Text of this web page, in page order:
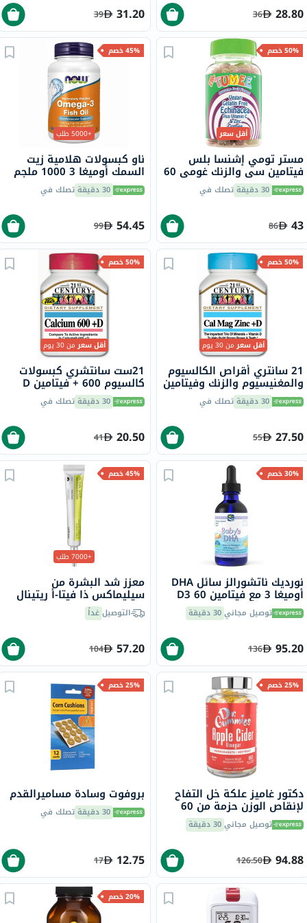
28.80
36
31.20
39
50% خصم
أقل سعر
مستر تومي إشنسا بلس
فيتامين سي والزنك غومي 60
قرص 30 دقيقة تصلك في
43
86
45% خصم
+5000 طلب
ناو كبسولات هلامية زيت
السمك أوميغا 3 1000 ملجم
180 EPA / 120 DHA حزمة من
100 30 دقيقة تصلك في
54.45
99
50% خصم
أقل سعرمن 30 يوم
21 سانتري أقراص الكالسيوم
والمغنيسيوم والزنك وفيتامين
د للعظام والأسنان حزمة من
90 30 دقيقة تصلك في
27.50
55
50% خصم
أقل سعرمن 30 يوم
21ست سانتشري كبسولات
كالسيوم 600 + فيتامين D
لصحة العظام، حزمة من 75
30 دقيقة تصلك في
20.50
41
30% خصم
نورديك ناتشورالز سائل DHA
أوميغا 3 مع فيتامين D3 60
مل توصيل مجاني30 دقيقة
95.20
136
45% خصم
+7000 طلب
معزز شد البشرة من
سيليماكس ذا فيتا-أ ريتينال
شوت، 15 مل
التوصيلغداً
57.20
104
25% خصم
دكتور غاميز علكة خل التفاح
لإنقاص الوزن حزمة من 60
توصيل مجاني30 دقيقة
94.88
126.50
25% خصم
بروفوت وسادة مساميرالقدم
30 دقيقة تصلك في
12.75
17
20% خصم